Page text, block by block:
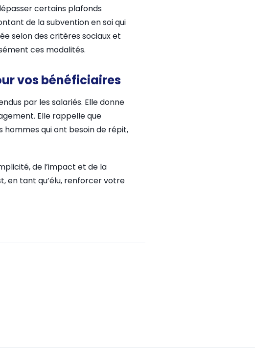
certains plafonds
de la subvention en soi qui
selon des critères sociaux et
ces modalités.
vos bénéficiaires
par les salariés. Elle donne
Elle rappelle que
hommes qui ont besoin de répit,
de l’impact et de la
en tant qu’élu, renforcer votre